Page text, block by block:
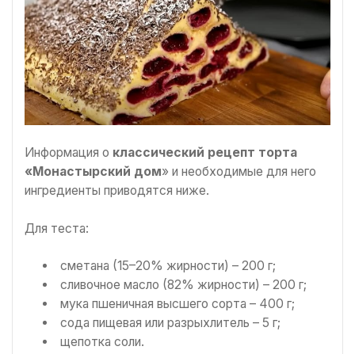
Информация о классический рецепт торта
«Монастырский дом» и необходимые для него
ингредиенты приводятся ниже.
Для теста:
сметана (15–20% жирности) – 200 г;
сливочное масло (82% жирности) – 200 г;
мука пшеничная высшего сорта – 400 г;
сода пищевая или разрыхлитель – 5 г;
щепотка соли.